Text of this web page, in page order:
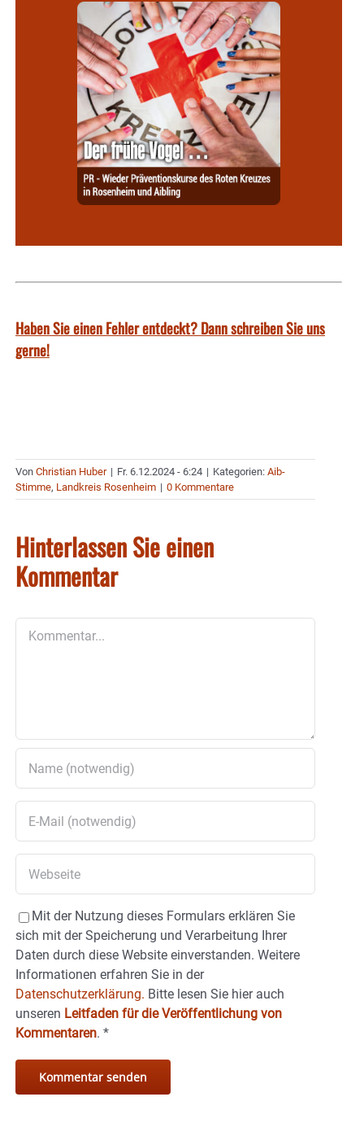
Haben Sie einen Fehler entdeckt? Dann schreiben Sie uns
gerne!
Von Christian Huber | Fr. 6.12.2024 - 6:24 | Kategorien: Aib-
Stimme, Landkreis Rosenheim | 0 Kommentare
Hinterlassen Sie einen
Kommentar
Mit der Nutzung dieses Formulars erklären Sie
sich mit der Speicherung und Verarbeitung Ihrer
Daten durch diese Website einverstanden. Weitere
Informationen erfahren Sie in der
Datenschutzerklärung. Bitte lesen Sie hier auch
unseren Leitfaden für die Veröffentlichung von
Kommentaren. *